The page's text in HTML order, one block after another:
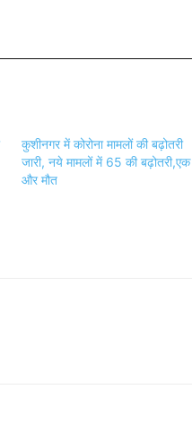
कुशीनगर में कोरोना मामलों की बढ़ोतरी
जारी, नये मामलों में 65 की बढ़ोतरी,एक
और मौत